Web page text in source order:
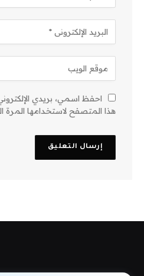
احفظ اسمي، بريدي
هذا المتصفح لاستخدامها المرة